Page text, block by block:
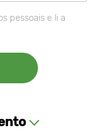
pessoais e li a